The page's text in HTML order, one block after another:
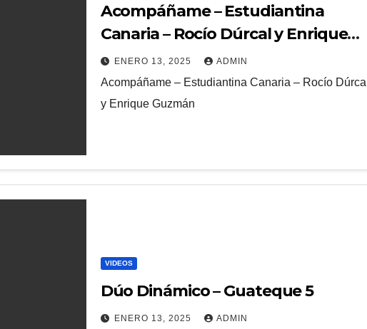
Acompáñame – Estudiantina
Canaria – Rocío Dúrcal y Enrique
Guzmán
ENERO 13, 2025 ADMIN
Acompáñame – Estudiantina Canaria – Rocío Dúrcal
y Enrique Guzmán
VIDEOS
Dúo Dinámico – Guateque 5
ENERO 13, 2025 ADMIN